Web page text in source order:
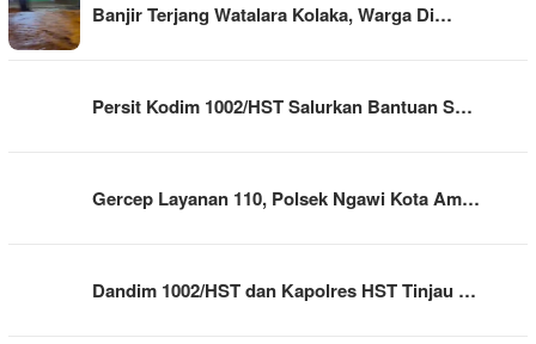
Banjir Terjang Watalara Kolaka, Warga Di…
Persit Kodim 1002/HST Salurkan Bantuan S…
Gercep Layanan 110, Polsek Ngawi Kota Am…
Dandim 1002/HST dan Kapolres HST Tinjau …